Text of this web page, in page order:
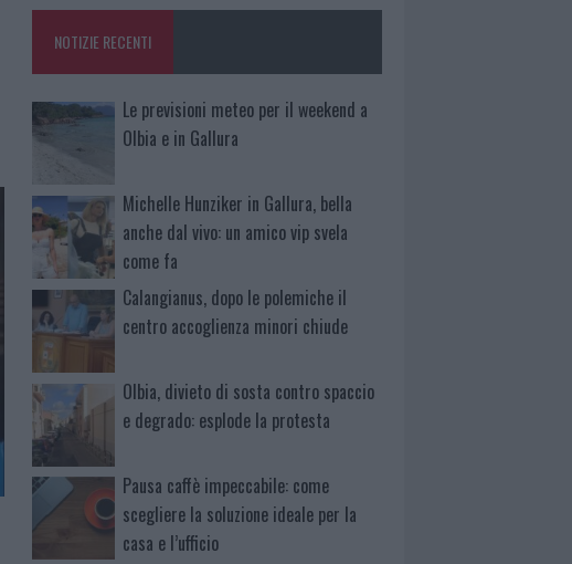
NOTIZIE RECENTI
Le previsioni meteo per il weekend a
Olbia e in Gallura
Michelle Hunziker in Gallura, bella
anche dal vivo: un amico vip svela
come fa
Calangianus, dopo le polemiche il
centro accoglienza minori chiude
Olbia, divieto di sosta contro spaccio
e degrado: esplode la protesta
Pausa caffè impeccabile: come
scegliere la soluzione ideale per la
casa e l’ufficio